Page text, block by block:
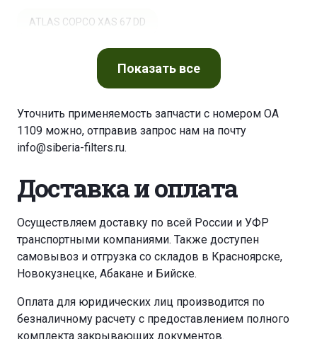
ATLAS COPCO XAS 67 DD
ATLAS COPCO XAS 77 DD
ATLAS COPCO XAS 97 DD
ATLAS COPCO XATS 125 DD7
ATLAS COPCO XAS 46
ATLAS COPCO XAS 66 DD
Показатьвсе
Уточнить применяемость запчасти с номером OA
1109 можно, отправив запрос нам на почту
info@siberia-filters.ru.
Доставка и оплата
Осуществляем доставку по всей России и УФР
транспортными компаниями. Также доступен
самовывоз и отгрузка со складов в Красноярске,
Новокузнецке, Абакане и Бийске.
Оплата для юридических лиц производится по
безналичному расчету с предоставлением полного
комплекта закрывающих документов.